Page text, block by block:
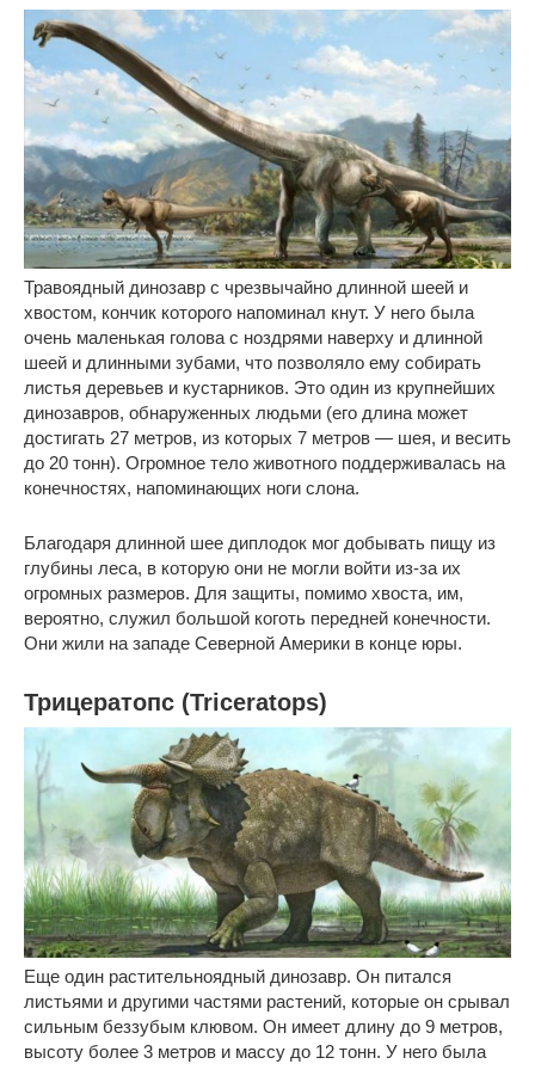
Травоядный динозавр с чрезвычайно длинной шеей и
хвостом, кончик которого напоминал кнут. У него была
очень маленькая голова с ноздрями наверху и длинной
шеей и длинными зубами, что позволяло ему собирать
листья деревьев и кустарников. Это один из крупнейших
динозавров, обнаруженных людьми (его длина может
достигать 27 метров, из которых 7 метров — шея, и весить
до 20 тонн). Огромное тело животного поддерживалась на
конечностях, напоминающих ноги слона.
Благодаря длинной шее диплодок мог добывать пищу из
глубины леса, в которую они не могли войти из-за их
огромных размеров. Для защиты, помимо хвоста, им,
вероятно, служил большой коготь передней конечности.
Они жили на западе Северной Америки в конце юры.
Трицератопс (Triceratops)
Еще один растительноядный динозавр. Он питался
листьями и другими частями растений, которые он срывал
сильным беззубым клювом. Он имеет длину до 9 метров,
высоту более 3 метров и массу до 12 тонн. У него была